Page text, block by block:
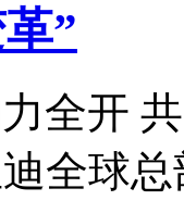
”
全开
全球